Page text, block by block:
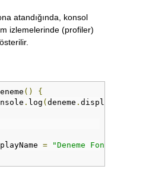
atandığında, konsol
izlemelerinde (profiler)
()
{
. log (deneme . displayName
= "Deneme Fonksiyonu"